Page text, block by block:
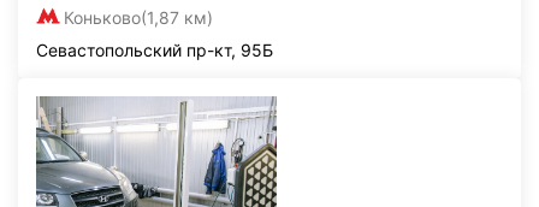
Коньково(1,87 км)
Севастопольский пр-кт, 95Б